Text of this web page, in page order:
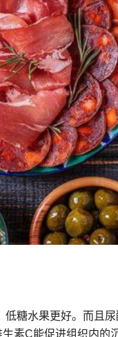
糖水果更好。而且
素C能促进组织内的